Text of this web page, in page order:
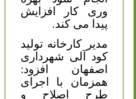
وری کار افزایش
پیدا می کند.
مدیر کارخانه تولید
کود آلی شهرداری
اصفهان افزود:
همزمان با اجرای
طرح اصلاح و